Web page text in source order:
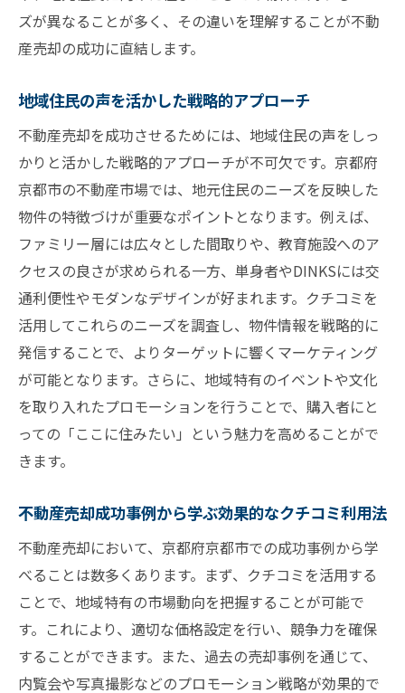
不動産市場動向が売却に与える影響
クチコミから学ぶ京都府京都市の不動産売却の
成功者の声から学ぶ京都府京都市の売却術
地域特有のクチコミを活かした売却手法
クチコミ分析で見つける売却のキーポイン
ト
クチコミを通じた京都府京都市の買い手心
理の理解
不動産売却におけるクチコミのメリットと
注意点
クチコミを参考にした売却戦略の実践
失敗談から得る教訓京都府京都市での不動産売
却
よくある失敗例とその回避策
再び失敗しないための心構えと準備
失敗談を通じて得る売却のヒント
京都府京都市での過去の失敗から学ぶ教訓
成功体験を参考に京都府京都市で不動産売却を
目指そう
成功者の事例を活かした戦略の策定
ズが異なることが多く、その違いを理解することが不動
産売却の成功に直結します。
地域住民の声を活かした戦略的アプローチ
不動産売却を成功させるためには、地域住民の声をしっ
かりと活かした戦略的アプローチが不可欠です。京都府
京都市の不動産市場では、地元住民のニーズを反映した
物件の特徴づけが重要なポイントとなります。例えば、
ファミリー層には広々とした間取りや、教育施設へのア
クセスの良さが求められる一方、単身者やDINKSには交
通利便性やモダンなデザインが好まれます。クチコミを
活用してこれらのニーズを調査し、物件情報を戦略的に
発信することで、よりターゲットに響くマーケティング
が可能となります。さらに、地域特有のイベントや文化
を取り入れたプロモーションを行うことで、購入者にと
っての「ここに住みたい」という魅力を高めることがで
きます。
不動産売却成功事例から学ぶ効果的なクチコミ利用法
不動産売却において、京都府京都市での成功事例から学
べることは数多くあります。まず、クチコミを活用する
ことで、地域特有の市場動向を把握することが可能で
す。これにより、適切な価格設定を行い、競争力を確保
することができます。また、過去の売却事例を通じて、
内覧会や写真撮影などのプロモーション戦略が効果的で